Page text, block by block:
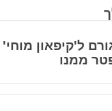
ל'קיפאון מוחי'
ממנו